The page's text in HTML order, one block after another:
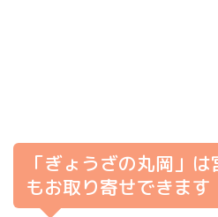
「ぎょうざの丸岡」
もお取り寄せできます